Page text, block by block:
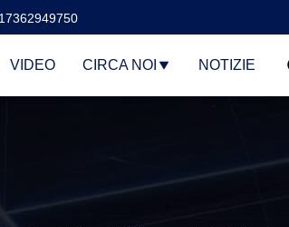
VIDEO CIRCA NOI NOTIZIE